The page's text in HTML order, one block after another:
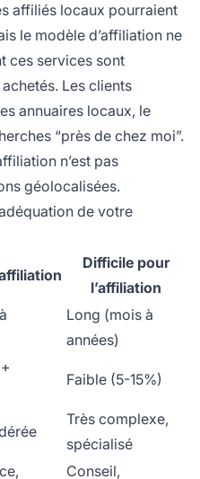
affiliés locaux pourraient
le modèle d’affiliation ne
ces services sont
Les clients
annuaires locaux, le
“près de chez moi”.
n’est pas
géolocalisées.
de votre
Difficile pour
l’affiliation
Long (mois à
années)
Faible (5-15%)
Très complexe,
spécialisé
Conseil,